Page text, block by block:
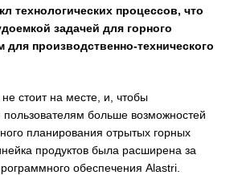
технологических процессов, что
задачей для горного
производственно-технического
стоит на месте, и, чтобы
больше возможностей
планирования отрытых горных
продуктов была расширена за
обеспечения Alastri.